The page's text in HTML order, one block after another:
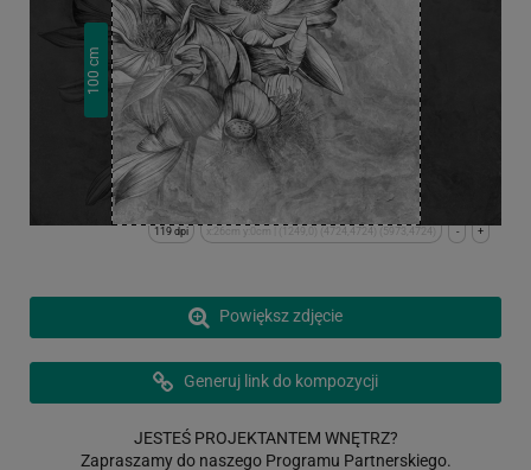
100
cm
+
-
x:26cm y:0cm | (1249,0) (4724,4724) (5973,4724)
119 dpi
Powiększ zdjęcie
Generuj link do kompozycji
JESTEŚ PROJEKTANTEM WNĘTRZ?
Zapraszamy do naszego Programu Partnerskiego.